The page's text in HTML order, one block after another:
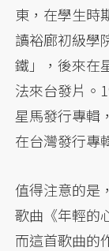
東，在學生時
讀裕廊初級學
鐵」，後來在
法來台發片。
星馬發行專輯
在台灣發行專
值得注意的是
歌曲《年輕的
而這首歌曲的